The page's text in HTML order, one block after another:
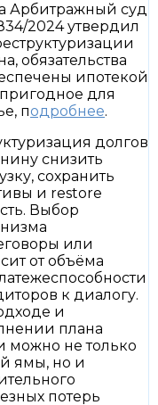
Арбитражный суд
2024 утвердил
обязательства
ипотекой
для
подробнее.
долгов
снизить
сохранить
и restore
Выбор
или
от объёма
к диалогу.
и
плана
можно не только
ямы, но и
потерь